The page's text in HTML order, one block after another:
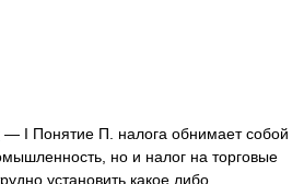
— I Понятие П. налога обнимает собой
но и налог на торговые
установить какое либо